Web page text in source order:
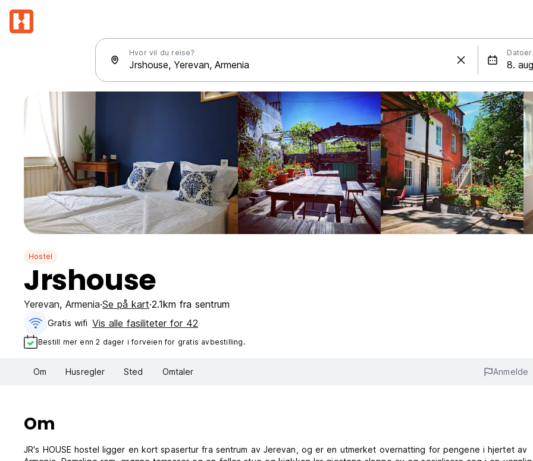
Hvor vil du reise? Datoer
Hostel
Jrshouse
Yerevan, Armenia Se på kart 2.1km fra sentrum
Gratis wifi‎ Vis alle fasiliteter for 42
Bestill mer enn 2 dager i forveien for gratis avbestilling.
Om Husregler Sted Omtaler Anmelde
Om
JR's HOUSE hostel ligger en kort spasertur fra sentrum av Jerevan, og er en utmerket overnatting for pengene i hjertet av